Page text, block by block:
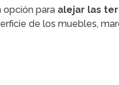
opción para alejar las
de los muebles,